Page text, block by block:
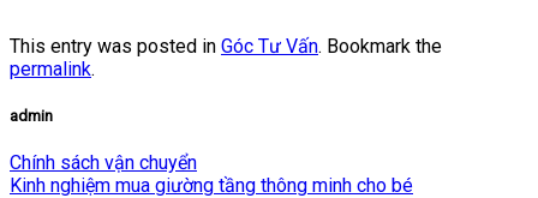
This entry was posted in Góc Tư Vấn. Bookmark the
permalink.
admin
Chính sách vận chuyển
Kinh nghiệm mua giường tầng thông minh cho bé